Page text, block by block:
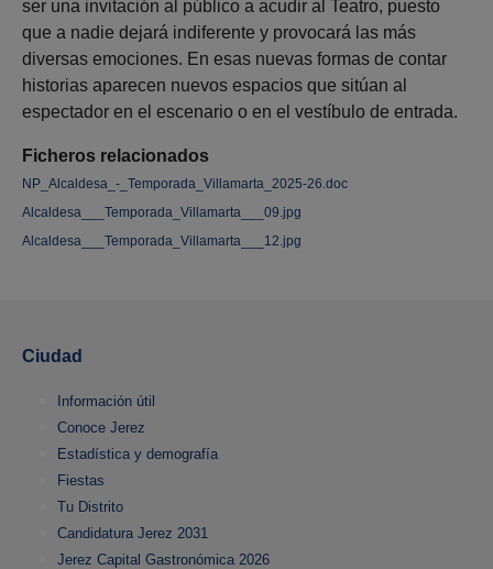
Ficheros relacionados
NP_Alcaldesa_-_Temporada_Villamarta_2025-26.doc
Alcaldesa___Temporada_Villamarta___09.jpg
Alcaldesa___Temporada_Villamarta___12.jpg
ser una invitación al público a acudir al Teatro, puesto
que a nadie dejará indiferente y provocará las más
diversas emociones. En esas nuevas formas de contar
historias aparecen nuevos espacios que sitúan al
espectador en el escenario o en el vestíbulo de entrada.
Ciudad
Información útil
Conoce Jerez
Estadística y demografía
Fiestas
Tu Distrito
Candidatura Jerez 2031
Jerez Capital Gastronómica 2026